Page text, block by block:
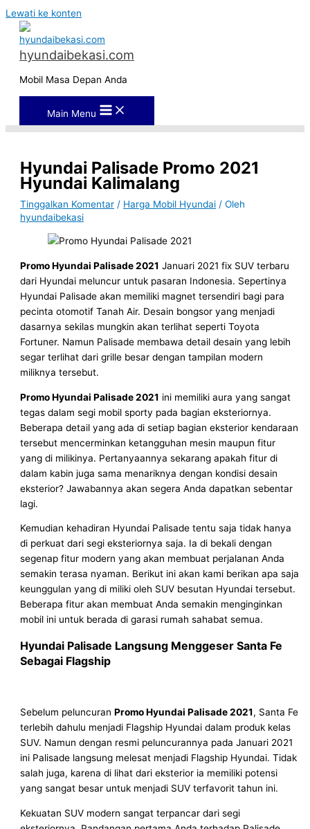
Lewati ke konten
hyundaibekasi.com
Mobil Masa Depan Anda
Main Menu
Hyundai Palisade Promo 2021
Hyundai Kalimalang
Tinggalkan Komentar / Harga Mobil Hyundai / Oleh
hyundaibekasi
Promo Hyundai Palisade 2021 Januari 2021 fix SUV terbaru
dari Hyundai meluncur untuk pasaran Indonesia. Sepertinya
Hyundai Palisade akan memiliki magnet tersendiri bagi para
pecinta otomotif Tanah Air. Desain bongsor yang menjadi
dasarnya sekilas mungkin akan terlihat seperti Toyota
Fortuner. Namun Palisade membawa detail desain yang lebih
segar terlihat dari grille besar dengan tampilan modern
miliknya tersebut.
Promo Hyundai Palisade 2021 ini memiliki aura yang sangat
tegas dalam segi mobil sporty pada bagian eksteriornya.
Beberapa detail yang ada di setiap bagian eksterior kendaraan
tersebut mencerminkan ketangguhan mesin maupun fitur
yang di milikinya. Pertanyaannya sekarang apakah fitur di
dalam kabin juga sama menariknya dengan kondisi desain
eksterior? Jawabannya akan segera Anda dapatkan sebentar
lagi.
Kemudian kehadiran Hyundai Palisade tentu saja tidak hanya
di perkuat dari segi eksteriornya saja. Ia di bekali dengan
segenap fitur modern yang akan membuat perjalanan Anda
semakin terasa nyaman. Berikut ini akan kami berikan apa saja
keunggulan yang di miliki oleh SUV besutan Hyundai tersebut.
Beberapa fitur akan membuat Anda semakin menginginkan
mobil ini untuk berada di garasi rumah sahabat semua.
Hyundai Palisade Langsung Menggeser Santa Fe
Sebagai Flagship
Sebelum peluncuranPromo Hyundai Palisade 2021, Santa Fe
terlebih dahulu menjadi Flagship Hyundai dalam produk kelas
SUV. Namun dengan resmi peluncurannya pada Januari 2021
ini Palisade langsung melesat menjadi Flagship Hyundai. Tidak
salah juga, karena di lihat dari eksterior ia memiliki potensi
yang sangat besar untuk menjadi SUV terfavorit tahun ini.
Kekuatan SUV modern sangat terpancar dari segi